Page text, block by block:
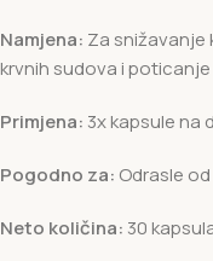
Namjena: Za snižavanje
krvnih sudova i
Primjena: 3x kapsule na
Pogodno za: Odrasle
Neto količina: 30